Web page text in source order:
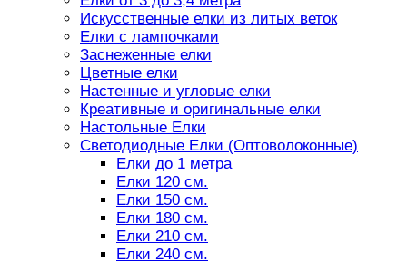
Искусственные елки из литых веток
Елки с лампочками
Заснеженные елки
Цветные елки
Настенные и угловые елки
Креативные и оригинальные елки
Настольные Елки
Светодиодные Елки (Оптоволоконные)
Елки до 1 метра
Елки 120 см.
Елки 150 см.
Елки 180 см.
Елки 210 см.
Елки 240 см.